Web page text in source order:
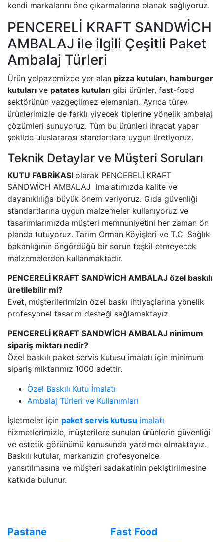
kendi markalarını öne çıkarmalarına olanak sağlıyoruz.
PENCERELİ KRAFT SANDWİCH
AMBALAJ ile ilgili Çeşitli Paket
Ambalaj Türleri
Ürün yelpazemizde yer alan pizza kutuları, hamburger
kutuları ve patates kutuları gibi ürünler, fast-food
sektörünün vazgeçilmez elemanları. Ayrıca türev
ürünlerimizle de farklı yiyecek tiplerine yönelik ambalaj
çözümleri sunuyoruz. Tüm bu ürünleri ihracat yapar
şekilde uluslararası standartlara uygun üretiyoruz.
Teknik Detaylar ve Müşteri Soruları
KUTU FABRİKASI olarak PENCERELİ KRAFT
SANDWİCH AMBALAJ imalatımızda kalite ve
dayanıklılığa büyük önem veriyoruz. Gıda güvenliği
standartlarına uygun malzemeler kullanıyoruz ve
tasarımlarımızda müşteri memnuniyetini her zaman ön
planda tutuyoruz. Tarım Orman Köyişleri ve T.C. Sağlık
bakanlığının öngördüğü bir sorun teşkil etmeyecek
malzemelerden kullanmaktadır.
PENCERELİ KRAFT SANDWİCH AMBALAJ özel baskılı
üretilebilir mi?
Evet, müşterilerimizin özel baskı ihtiyaçlarına yönelik
profesyonel tasarım desteği sağlamaktayız.
PENCERELİ KRAFT SANDWİCH AMBALAJ ninimum
sipariş miktarı nedir?
Özel baskılı paket servis kutusu imalatı için minimum
sipariş miktarımız 1000 adettir.
Özel Baskılı Kutu İmalatı
Ambalaj Türleri ve Kullanımları
İşletmeler için paket servis kutusu imalatı
hizmetlerimizle, müşterilere sunulan ürünlerin güvenliği
ve estetik görünümü konusunda yardımcı olmaktayız.
Baskılı kutular, markanızın profesyonelce
yansıtılmasına ve müşteri sadakatinin pekiştirilmesine
katkıda bulunur.
Pastane Fast Food